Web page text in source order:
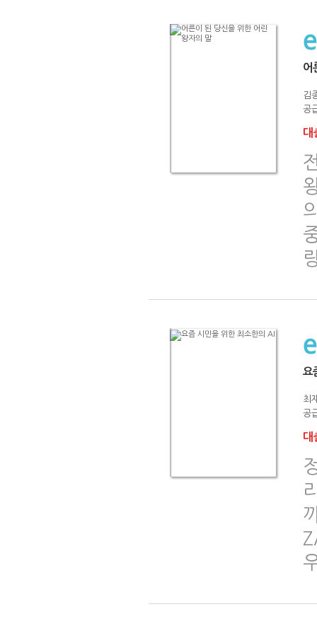
어
김
공
대
요
최
공
대